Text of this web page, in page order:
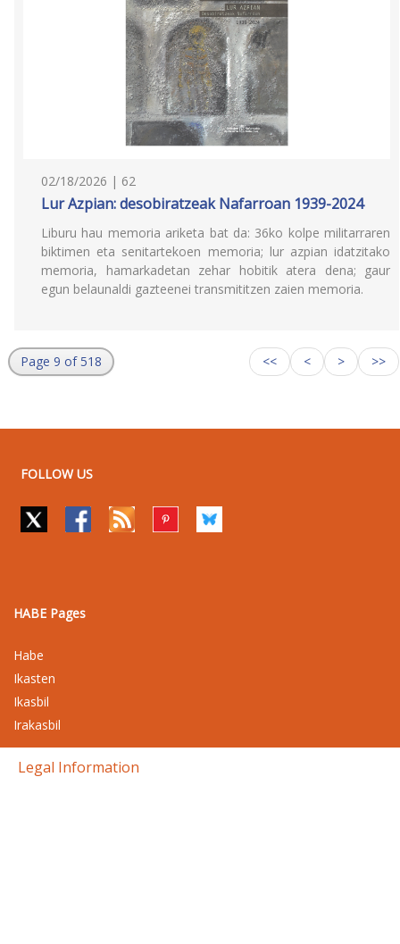
02/18/2026 | 62
Lur Azpian: desobiratzeak Nafarroan 1939-2024
Liburu hau memoria ariketa bat da: 36ko kolpe militarraren
biktimen eta senitartekoen memoria; lur azpian idatzitako
memoria, hamarkadetan zehar hobitik atera dena; gaur
egun belaunaldi gazteenei transmititzen zaien memoria.
Page 9 of 518 << < > >>
FOLLOW US
HABE Pages
Habe
Ikasten
Ikasbil
Irakasbil
Legal Information